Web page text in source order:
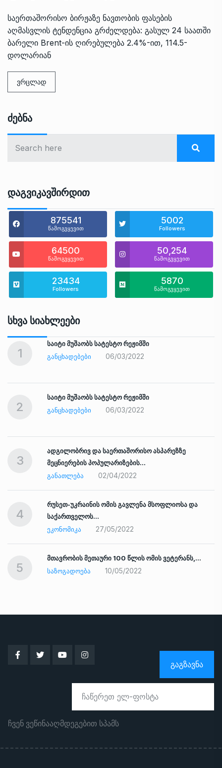
საერთაშორისო ბირჟაზე ნავთობის ფასების
აღმასვლის ტენდენცია გრძელდება: გასულ 24 საათში
ბარელი Brent-ის ღირებულება 2.4%-ით, 114.5-
დოლარიან
ვრცლად
Ძებნა
Დაგვიკავშირდით
875541
წამოგვყევით
5002
Followers
64500
წამოგვყევით
50,254
წამოგვყევით
23434
Followers
5870
წამოგვყევით
Სხვა Სიახლეები
1
საიტი მუშაობს სატესტო რეჟიმში
ᲒᲐᲜᲪᲮᲐᲓᲔᲑᲔᲑᲘ
06/03/2022
2
საიტი მუშაობს სატესტო რეჟიმში
ᲒᲐᲜᲪᲮᲐᲓᲔᲑᲔᲑᲘ
06/03/2022
3
ადგილობრივ და საერთაშორისო ასპარეზზე
მეცნიერების პოპულარიზების…
ᲒᲐᲜᲐᲗᲚᲔᲑᲐ
02/04/2022
4
რუსეთ-უკრაინის ომის გავლენა მსოფლიოსა და
საქართველოს…
ᲔᲙᲝᲜᲝᲛᲘᲙᲐ
27/05/2022
5
მთავრობის მეთაური 100 წლის ომის ვეტერანს,…
ᲡᲐᲖᲝᲒᲐᲓᲝᲔᲑᲐ
10/05/2022
ᲒᲐᲒᲖᲐᲕᲜᲐ
ჩვენ ვეწინააღმდეგებით სპამს